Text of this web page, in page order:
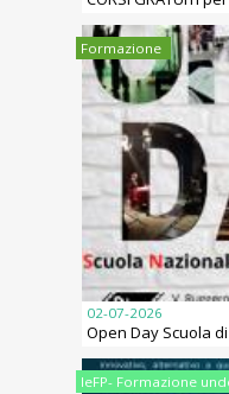
Formazione
02-07-2026
Open Day Scuola
IeFP- Formazione